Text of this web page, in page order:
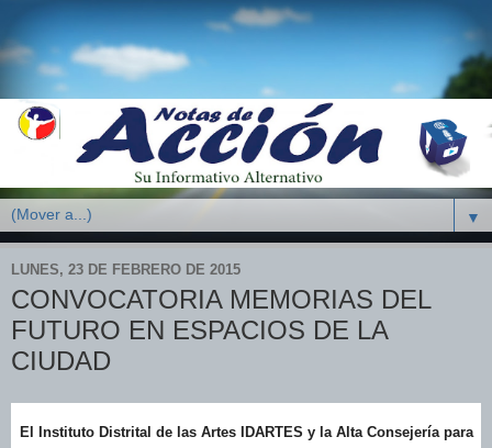
▼
LUNES, 23 DE FEBRERO DE 2015
CONVOCATORIA MEMORIAS DEL
FUTURO EN ESPACIOS DE LA
CIUDAD
El Instituto Distrital de las Artes IDARTES y la Alta Consejería para